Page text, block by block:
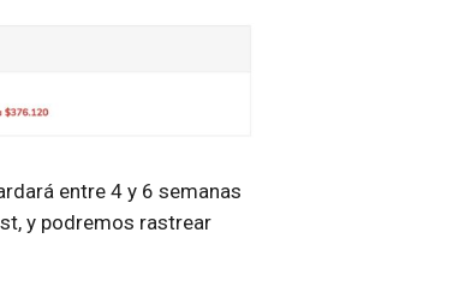
entre 4 y 6 semanas
y podremos rastrear